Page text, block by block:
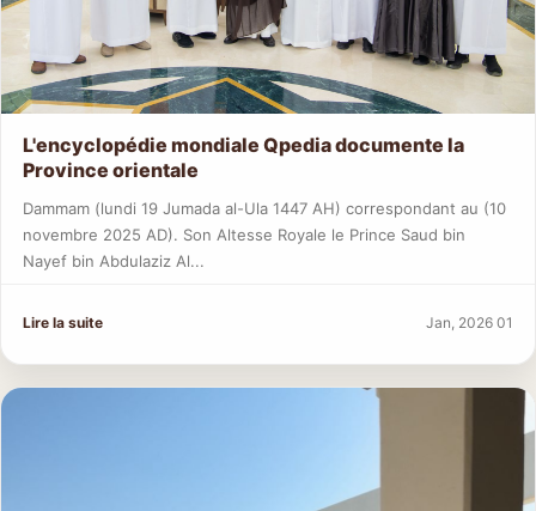
L'encyclopédie mondiale Qpedia documente la
Province orientale
Dammam (lundi 19 Jumada al-Ula 1447 AH) correspondant au (10
novembre 2025 AD). Son Altesse Royale le Prince Saud bin
Nayef bin Abdulaziz Al...
Lire la suite Jan, 2026 01